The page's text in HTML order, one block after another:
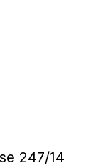
247/14